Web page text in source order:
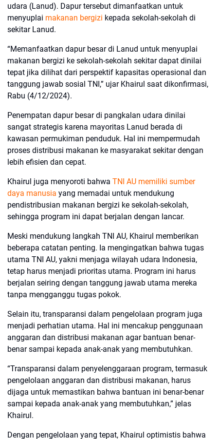
udara (Lanud). Dapur tersebut dimanfaatkan untuk
menyuplai makanan bergizi kepada sekolah-sekolah di
sekitar Lanud.
“Memanfaatkan dapur besar di Lanud untuk menyuplai
makanan bergizi ke sekolah-sekolah sekitar dapat dinilai
tepat jika dilihat dari perspektif kapasitas operasional dan
tanggung jawab sosial TNI,” ujar Khairul saat dikonfirmasi,
Rabu (4/12/2024).
Penempatan dapur besar di pangkalan udara dinilai
sangat strategis karena mayoritas Lanud berada di
kawasan permukiman penduduk. Hal ini mempermudah
proses distribusi makanan ke masyarakat sekitar dengan
lebih efisien dan cepat.
Khairul juga menyoroti bahwa TNI AU memiliki sumber
daya manusia yang memadai untuk mendukung
pendistribusian makanan bergizi ke sekolah-sekolah,
sehingga program ini dapat berjalan dengan lancar.
Meski mendukung langkah TNI AU, Khairul memberikan
beberapa catatan penting. Ia mengingatkan bahwa tugas
utama TNI AU, yakni menjaga wilayah udara Indonesia,
tetap harus menjadi prioritas utama. Program ini harus
berjalan seiring dengan tanggung jawab utama mereka
tanpa mengganggu tugas pokok.
Selain itu, transparansi dalam pengelolaan program juga
menjadi perhatian utama. Hal ini mencakup penggunaan
anggaran dan distribusi makanan agar bantuan benar-
benar sampai kepada anak-anak yang membutuhkan.
“Transparansi dalam penyelenggaraan program, termasuk
pengelolaan anggaran dan distribusi makanan, harus
dijaga untuk memastikan bahwa bantuan ini benar-benar
sampai kepada anak-anak yang membutuhkan,” jelas
Khairul.
Dengan pengelolaan yang tepat, Khairul optimistis bahwa